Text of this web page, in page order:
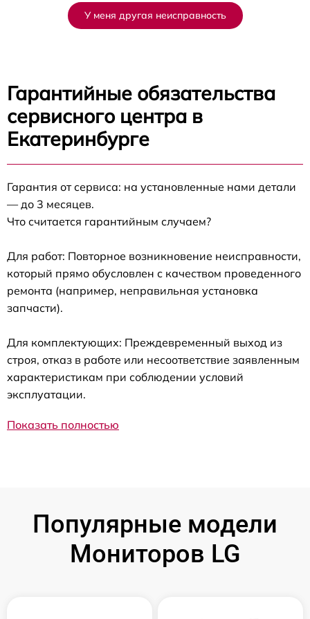
У меня другая неисправность
Гарантийные обязательства
сервисного центра в
Екатеринбурге
Гарантия от сервиса: на установленные нами детали
— до 3 месяцев.
Что считается гарантийным случаем?
Для работ: Повторное возникновение неисправности,
который прямо обусловлен с качеством проведенного
ремонта (например, неправильная установка
запчасти).
Для комплектующих: Преждевременный выход из
строя, отказ в работе или несоответствие заявленным
характеристикам при соблюдении условий
эксплуатации.
Показать полностью
Популярные модели
Мониторов LG